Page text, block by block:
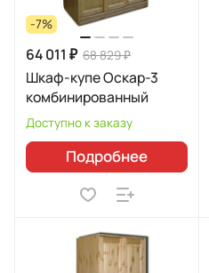
-7%
64 011 ₽ 68 829 ₽
Шкаф-купе Оскар-3
комбинированный
Доступно к заказу
Подробнее